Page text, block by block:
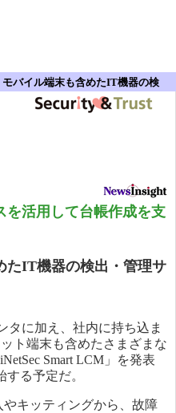
モバイル端末も含めたIT機器の検
を活用して台帳作成を支
たIT機器の検出・管理サ
タに加え、社内に持ち込ま
ト端末も含めたさまざまな
Smart LCM」を発表
する予定だ。
キッティングから、故障